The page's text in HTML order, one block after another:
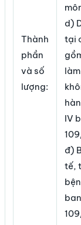
Thành
phần
và số
lượng:
d)
tại
IV
đ)
tế,